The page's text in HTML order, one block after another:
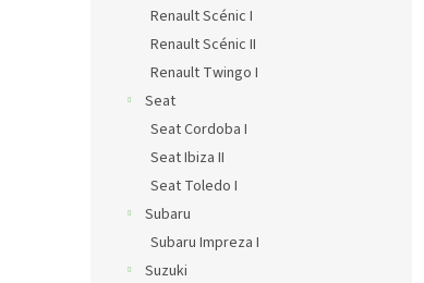
Renault Scénic I
Renault Scénic II
Renault Twingo I
Seat
Seat Cordoba I
Seat Ibiza II
Seat Toledo I
Subaru
Subaru Impreza I
Suzuki